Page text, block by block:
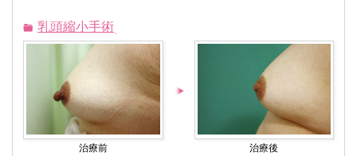
乳頭縮小手術
治療前 治療後